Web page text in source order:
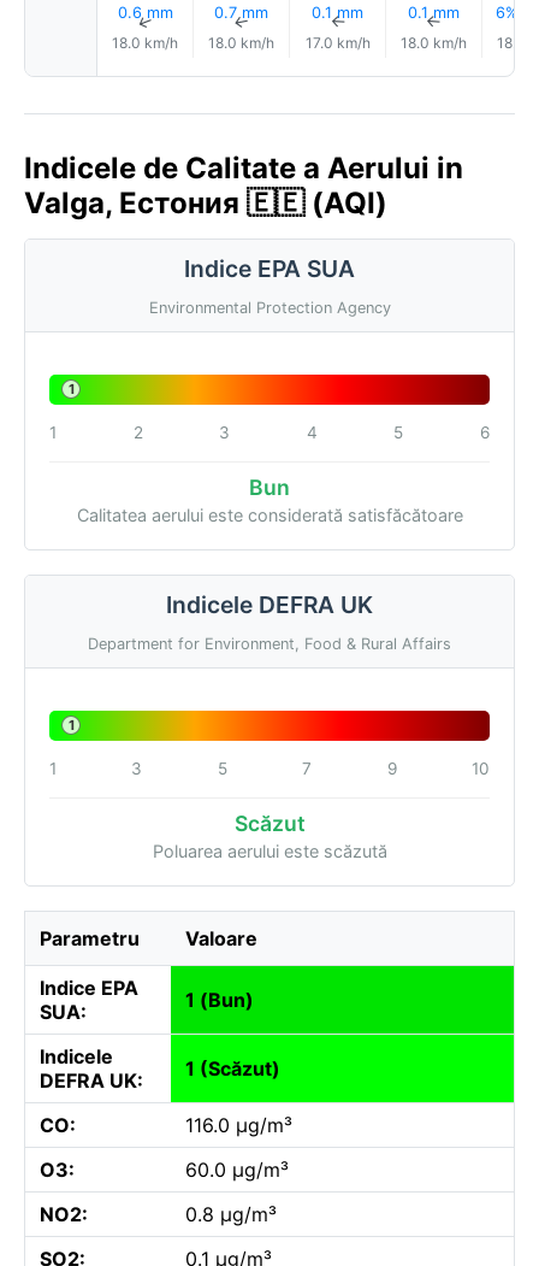
0.6 mm
↑
18.0 km/h
0.7 mm
↑
18.0 km/h
0.1 mm
↑
17.0 km/h
0.1 mm
↑
18.0 km/h
6%
18.0
Indicele de Calitate a Aerului in
Valga, Естония 🇪🇪 (AQI)
Indice EPA SUA
Environmental Protection Agency
1
1 2 3 4 5 6
Bun
Calitatea aerului este considerată satisfăcătoare
Indicele DEFRA UK
Department for Environment, Food & Rural Affairs
1
1 3 5 7 9 10
Scăzut
Poluarea aerului este scăzută
Parametru Valoare
Indice EPA
SUA:
1 (Bun)
Indicele
DEFRA UK:
1 (Scăzut)
CO:
116.0 µg/m³
O3:
60.0 µg/m³
NO2:
0.8 µg/m³
SO2:
0.1 µg/m³